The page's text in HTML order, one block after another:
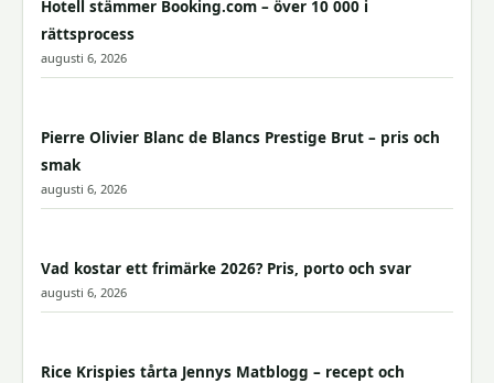
Hotell stämmer Booking.com – över 10 000 i
rättsprocess
augusti 6, 2026
Pierre Olivier Blanc de Blancs Prestige Brut – pris och
smak
augusti 6, 2026
Vad kostar ett frimärke 2026? Pris, porto och svar
augusti 6, 2026
Rice Krispies tårta Jennys Matblogg – recept och